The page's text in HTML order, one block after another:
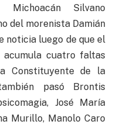
Michoacán Silvano
del morenista Damián
noticia luego de que el
acumula cuatro faltas
Constituyente de la
pasó Brontis
José María
Murillo, Manolo Caro